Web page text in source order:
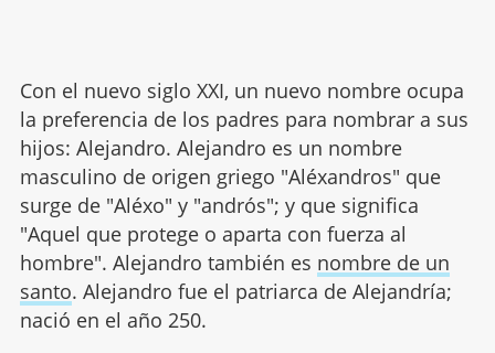
Con el nuevo siglo XXI, un nuevo nombre ocupa
la preferencia de los padres para nombrar a sus
hijos: Alejandro. Alejandro es un nombre
masculino de origen griego "Aléxandros" que
surge de "Aléxo" y "andrós"; y que significa
"Aquel que protege o aparta con fuerza al
hombre". Alejandro también es nombre de un
santo. Alejandro fue el patriarca de Alejandría;
nació en el año 250.